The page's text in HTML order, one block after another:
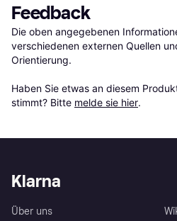
Feedback
Die oben angegebenen
verschiedenen externen Quellen
Orientierung.
Haben Sie etwas an diesem
stimmt? Bitte melde sie hier.
Klarna
Über uns